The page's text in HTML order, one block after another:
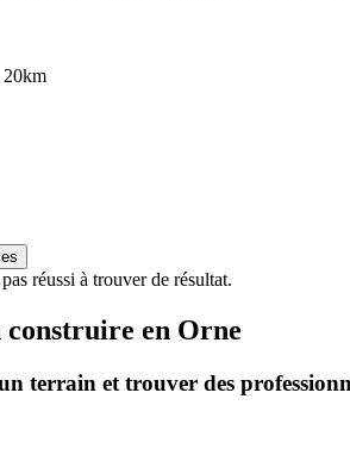
réussi à trouver de résultat.
construire en Orne
terrain et trouver des